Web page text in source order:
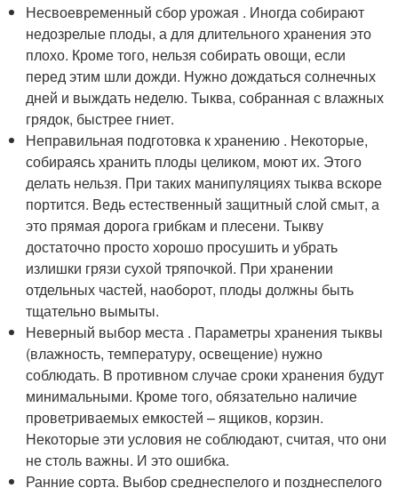
Несвоевременный сбор урожая . Иногда собирают
недозрелые плоды, а для длительного хранения это
плохо. Кроме того, нельзя собирать овощи, если
перед этим шли дожди. Нужно дождаться солнечных
дней и выждать неделю. Тыква, собранная с влажных
грядок, быстрее гниет.
Неправильная подготовка к хранению . Некоторые,
собираясь хранить плоды целиком, моют их. Этого
делать нельзя. При таких манипуляциях тыква вскоре
портится. Ведь естественный защитный слой смыт, а
это прямая дорога грибкам и плесени. Тыкву
достаточно просто хорошо просушить и убрать
излишки грязи сухой тряпочкой. При хранении
отдельных частей, наоборот, плоды должны быть
тщательно вымыты.
Неверный выбор места . Параметры хранения тыквы
(влажность, температуру, освещение) нужно
соблюдать. В противном случае сроки хранения будут
минимальными. Кроме того, обязательно наличие
проветриваемых емкостей – ящиков, корзин.
Некоторые эти условия не соблюдают, считая, что они
не столь важны. И это ошибка.
Ранние сорта. Выбор среднеспелого и позднеспелого